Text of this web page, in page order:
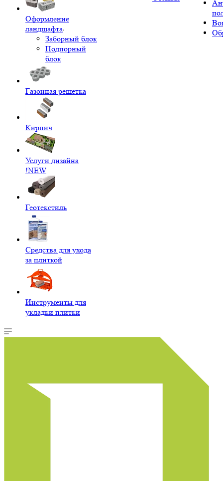
Оформление
ландшафта
Заборный блок
Подпорный
блок
Газонная решетка
Кирпич
Услуги дизайна
!NEW
Геотекстиль
Средства для ухода
за плиткой
Инструменты для
укладки плитки